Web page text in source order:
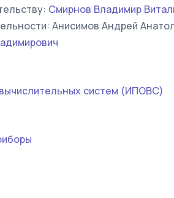
Смирнов Владимир
Анисимов Андрей
систем (ИПОВС)